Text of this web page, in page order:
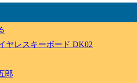
ヤレスキーボード DK02
郎